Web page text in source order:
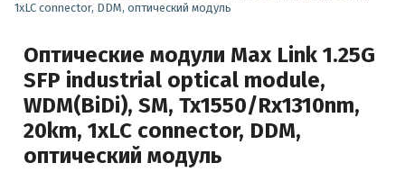
1xLC connector, DDM, оптический модуль
Оптические модули Max Link 1.25G
SFP industrial optical module,
WDM(BiDi), SM, Tx1550/Rx1310nm,
20km, 1xLC connector, DDM,
оптический модуль